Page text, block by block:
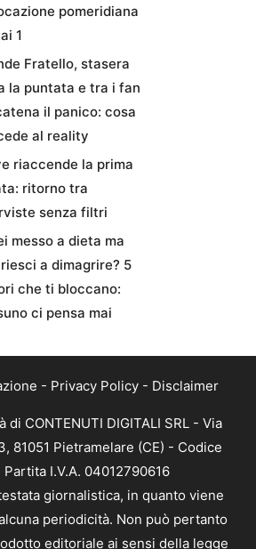
pomeridiana
1
Fratello, stasera
la puntata e tra i fan
il panico: cosa
al reality
riaccende la prima
ritorno tra
senza filtri
messo a dieta ma
a dimagrire? 5
che ti bloccano:
ci pensa mai
- Privacy Policy - Disclaimer
di CONTENUTI DIGITALI SRL - Via
81051 Pietramelare (CE) - Codice
Partita I.V.A. 04012790616
giornalistica, in quanto viene
periodicità. Non può pertanto
editoriale ai sensi della legge